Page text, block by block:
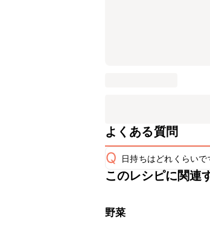
よくある質問
Q 日持ちはどれくらいで
保存期間は冷蔵で翌
※日持ちは目安です。
このレシピに関連
野菜